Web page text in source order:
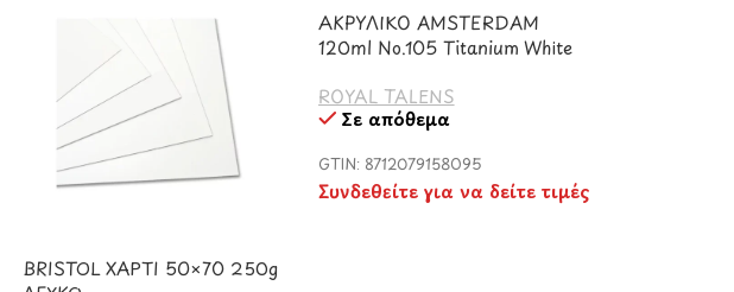
BRISTOL ΧΑΡΤΙ 50×70 250g
ΑΚΡΥΛΙΚΟ AMSTERDAM
120ml No.105 Titanium White
ROYAL TALENS
Σε απόθεμα
GTIN: 8712079158095
Συνδεθείτε για να δείτε τιμές